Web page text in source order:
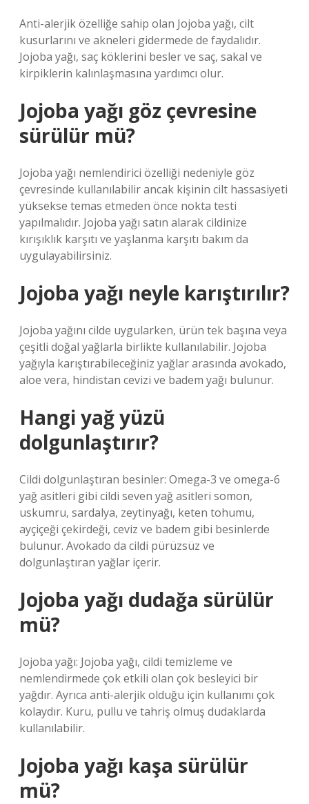
Anti-alerjik özelliğe sahip olan Jojoba yağı, cilt
kusurlarını ve akneleri gidermede de faydalıdır.
Jojoba yağı, saç köklerini besler ve saç, sakal ve
kirpiklerin kalınlaşmasına yardımcı olur.
Jojoba yağı göz çevresine
sürülür mü?
Jojoba yağı nemlendirici özelliği nedeniyle göz
çevresinde kullanılabilir ancak kişinin cilt hassasiyeti
yüksekse temas etmeden önce nokta testi
yapılmalıdır. Jojoba yağı satın alarak cildinize
kırışıklık karşıtı ve yaşlanma karşıtı bakım da
uygulayabilirsiniz.
Jojoba yağı neyle karıştırılır?
Jojoba yağını cilde uygularken, ürün tek başına veya
çeşitli doğal yağlarla birlikte kullanılabilir. Jojoba
yağıyla karıştırabileceğiniz yağlar arasında avokado,
aloe vera, hindistan cevizi ve badem yağı bulunur.
Hangi yağ yüzü
dolgunlaştırır?
Cildi dolgunlaştıran besinler: Omega-3 ve omega-6
yağ asitleri gibi cildi seven yağ asitleri somon,
uskumru, sardalya, zeytinyağı, keten tohumu,
ayçiçeği çekirdeği, ceviz ve badem gibi besinlerde
bulunur. Avokado da cildi pürüzsüz ve
dolgunlaştıran yağlar içerir.
Jojoba yağı dudağa sürülür
mü?
Jojoba yağı: Jojoba yağı, cildi temizleme ve
nemlendirmede çok etkili olan çok besleyici bir
yağdır. Ayrıca anti-alerjik olduğu için kullanımı çok
kolaydır. Kuru, pullu ve tahriş olmuş dudaklarda
kullanılabilir.
Jojoba yağı kaşa sürülür
mü?